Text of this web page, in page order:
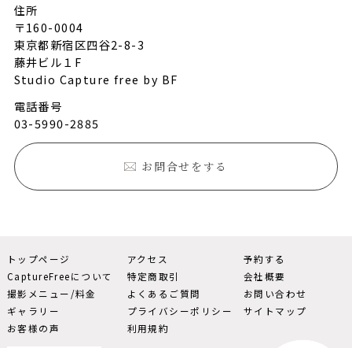
住所
〒160-0004
東京都新宿区四谷2-8-3
藤井ビル１F
Studio Capture free by BF
電話番号
03-5990-2885
お問合せをする
トップページ
CaptureFreeについて
撮影メニュー/料金
ギャラリー
お客様の声
アクセス
特定商取引
よくあるご質問
プライバシーポリシー
利用規約
予約する
会社概要
お問い合わせ
サイトマップ